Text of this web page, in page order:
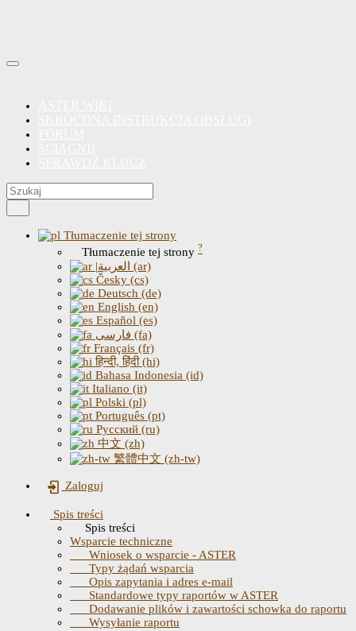
Tłumaczenie tej strony
Tłumaczenie tej strony ?
|العربية (ar)
Česky (cs)
Deutsch (de)
English (en)
Español (es)
فارسی (fa)
Français (fr)
हिन्दी, हिंदी (hi)
Bahasa Indonesia (id)
Italiano (it)
Polski (pl)
Português (pt)
Русский (ru)
中文 (zh)
繁體中文 (zh-tw)
Zaloguj
Spis treści
Spis treści
Wsparcie techniczne
Wniosek o wsparcie - ASTER
Typy żądań wsparcia
Opis zapytania i adres e-mail
Standardowe typy raportów w ASTER
Dodawanie plików i zawartości schowka do raportu
Wysyłanie raportu